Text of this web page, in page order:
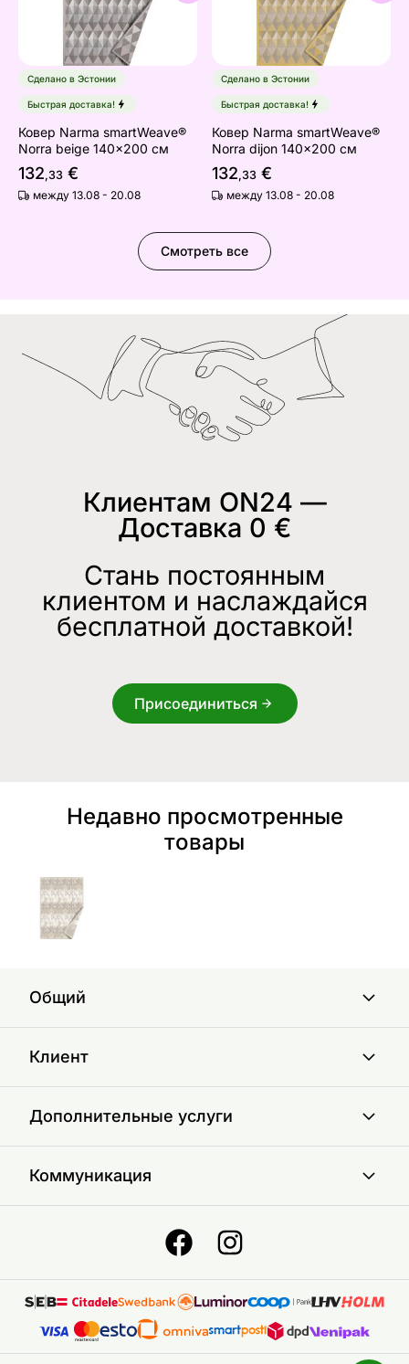
Сделано в Эстонии
Быстрая доставка!
Ковер Narma smartWeave®
Norra beige 140x200 см
132,33 €
между 13.08 - 20.08
Сделано в Эстонии
Быстрая доставка!
Ковер Narma smartWeave®
Norra dijon 140x200 см
132,33 €
между 13.08 - 20.08
Смотреть все
Клиентам ON24 —
Доставка 0 €
Стань постоянным
клиентом и наслаждайся
бесплатной доставкой!
Присоединиться
Недавно просмотренные
товары
Общий
Клиент
Дополнительные услуги
Коммуникация